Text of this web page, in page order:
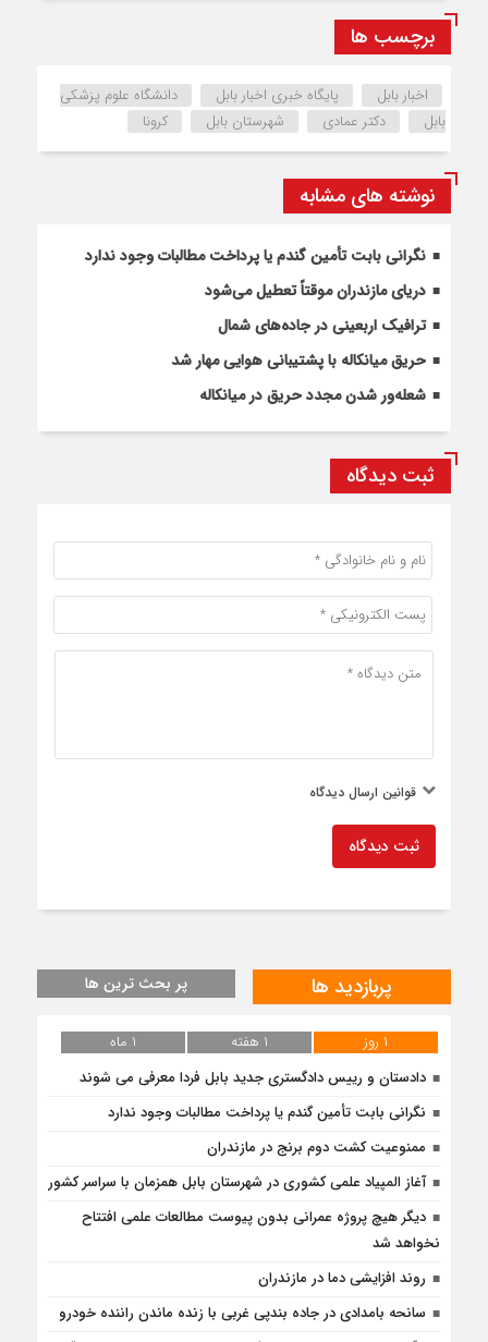
برچسب ها
اخبار بابل پایگاه خبری اخبار بابل
دانشگاه علوم پزشکی
بابل
دکتر عمادی شهرستان بابل کرونا
نوشته های مشابه
نگرانی بابت تأمین گندم یا پرداخت مطالبات وجود ندارد
دریای مازندران موقتاً تعطیل می‌شود
ترافیک اربعینی در جاده‌های شمال
حریق میانکاله با پشتیبانی هوایی مهار شد
شعله‌ور شدن مجدد حریق در میانکاله
ثبت دیدگاه
قوانین ارسال دیدگاه
ثبت دیدگاه
پربازدید ها پر بحث ترین ها
۱ روز ۱ هفته
۱ ماه
دادستان و رییس دادگستری جدید بابل فردا معرفی می شوند
نگرانی بابت تأمین گندم یا پرداخت مطالبات وجود ندارد
ممنوعیت کشت دوم برنج در مازندران
آغاز المپیاد علمی کشوری در شهرستان بابل همزمان با سراسر کشور
دیگر هیچ پروژه‌ عمرانی بدون پیوست مطالعات علمی افتتاح
نخواهد شد
روند افزایشی دما در مازندران
سانحه بامدادی در جاده بندپی غربی با زنده ماندن راننده خودرو